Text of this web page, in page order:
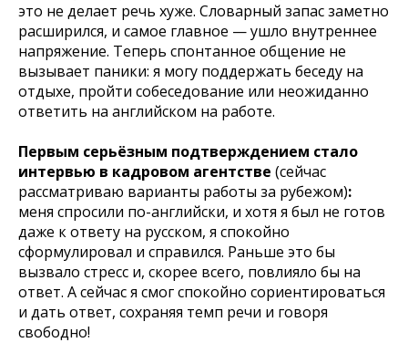
это не делает речь хуже. Словарный запас заметно
расширился, и самое главное — ушло внутреннее
напряжение. Теперь спонтанное общение не
вызывает паники: я могу поддержать беседу на
отдыхе, пройти собеседование или неожиданно
ответить на английском на работе.
Первым серьёзным подтверждением стало
интервью в кадровом агентстве (сейчас
рассматриваю варианты работы за рубежом):
меня спросили по-английски, и хотя я был не готов
даже к ответу на русском, я спокойно
сформулировал и справился. Раньше это бы
вызвало стресс и, скорее всего, повлияло бы на
ответ. А сейчас я смог спокойно сориентироваться
и дать ответ, сохраняя темп речи и говоря
свободно!